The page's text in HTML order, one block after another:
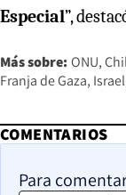
Especial”,
Más sobre: ONU
Franja de Gaza Israel
COMENTARIOS
Para